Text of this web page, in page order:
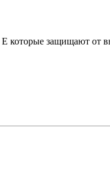
защищают от